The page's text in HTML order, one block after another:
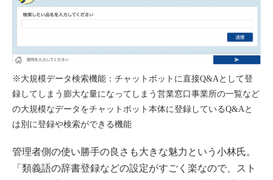
※大規模データ検索機能：チャットボットに直接Q&Aとして登
録してしまう膨大な量になってしまう営業窓口事業所の一覧など
の大規模なデータをチャットボット本体に登録しているQ&Aと
は別に登録や検索ができる機能
管理者側の使い勝手の良さも大きな魅力という小林氏。
「類義語の辞書登録などの設定がすごく楽なので、スト